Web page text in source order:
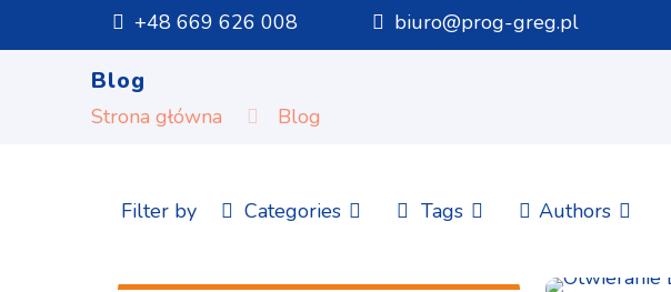
+48 669 626 008 biuro@prog-greg.pl
Blog
Strona główna Blog
Filter by Categories Tags Authors